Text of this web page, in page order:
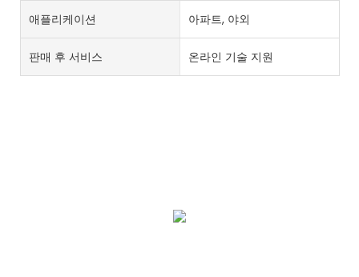
애플리케이션 아파트, 야외
판매 후 서비스 온라인 기술 지원